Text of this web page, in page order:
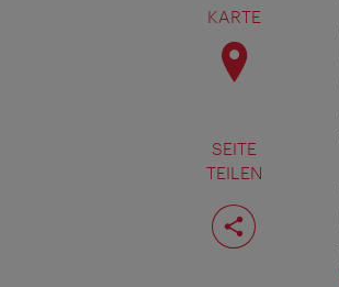
KARTE
SEITE
TEILEN
Seite
teilen